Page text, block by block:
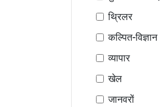
थ्रिलर
कल्पित-विज्ञान
व्यापार
खेल
जानवरों